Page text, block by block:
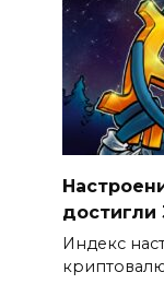
достигли
Индекс